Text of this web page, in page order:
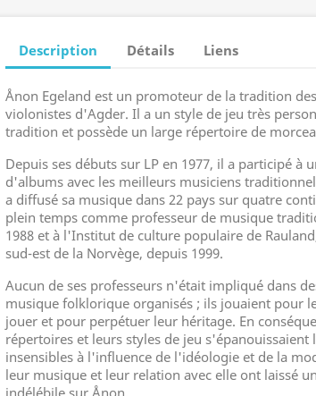
Description Détails Liens
Ånon Egeland est un promoteur de la tradition
violonistes d'Agder. Il a un style de jeu très
tradition et possède un large répertoire de
Depuis ses débuts sur LP en 1977, il a participé à
d'albums avec les meilleurs musiciens
a diffusé sa musique dans 22 pays sur quatre
plein temps comme professeur de musique
1988 et à l'Institut de culture populaire de
sud-est de la Norvège, depuis 1999.
Aucun de ses professeurs n'était impliqué dans
musique folklorique organisés ; ils jouaient pour
jouer et pour perpétuer leur héritage. En
répertoires et leurs styles de jeu s'épanouissaient
insensibles à l'influence de l'idéologie et de la
leur musique et leur relation avec elle ont laissé
indélébile sur Ånon.